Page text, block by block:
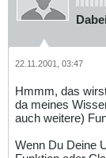
22.11.2001, 03:47
Hmmm, das
da meines
auch weitere)
Wenn Du Deine